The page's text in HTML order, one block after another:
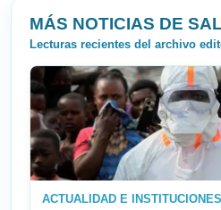
MÁS NOTICIAS DE
Lecturas recientes del archivo
ACTUALIDAD E INSTITUCIONES